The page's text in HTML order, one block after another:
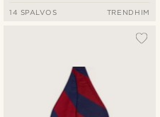
14 SPALVOS TRENDHIM